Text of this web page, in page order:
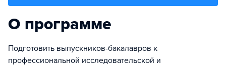
О программе
Подготовить выпускников-бакалавров к
профессиональной исследовательской и